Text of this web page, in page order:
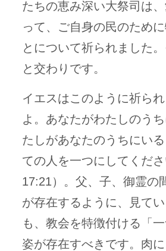
たちの恵み深い大祭司は
って、ご自身の民のため
とについて祈られました
と交わりです。
イエスはこのように祈ら
よ。あなたがわたしのう
たしがあなたのうちにい
ての人を一つにしてくだ
17:21）。父、子、御霊の
が存在するように、見て
も、教会を特徴付ける「
姿が存在すべきです。肉